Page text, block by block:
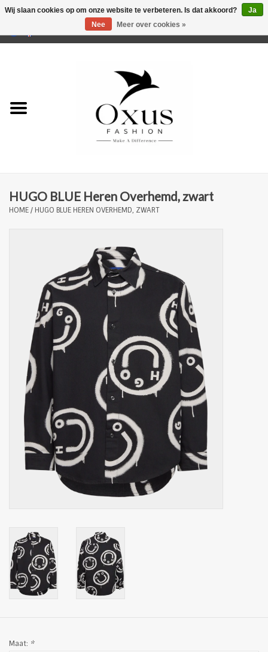
Merken
HUGO BLUE Heren Overhemd, zwart
HOME/ HUGO BLUE HEREN OVERHEMD, ZWART
Maat: *
Wij slaan cookies op om onze website te verbeteren. Is dat akkoord?
Ja
Nee
Meer over cookies »